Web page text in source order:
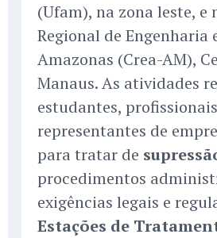
(Ufam), na zona leste, e
Regional de Engenharia
Amazonas (Crea-AM),
Manaus. As atividades
estudantes,
representantes de
para tratar de
procedimentos
exigências legais e
Estações de